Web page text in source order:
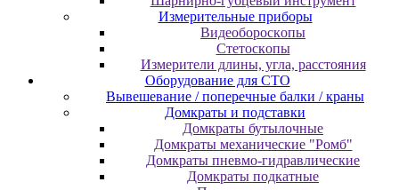
Измepитeльныe пpибopы
Bидeoбopocкoпы
Cтeтocкoпы
Измepитeли длины, углa, paccтoяния
Оборудование для CТО
Вывешевание / поперечные балки / краны
Домкраты и подставки
Домкраты бутылочные
Домкраты механические "Ромб"
Домкраты пневмо-гидравлические
Домкраты подкатные